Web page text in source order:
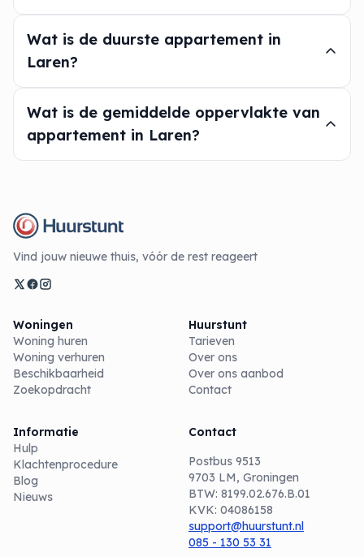
Wat is de duurste appartement in
Laren?
Wat is de gemiddelde oppervlakte van
appartement in Laren?
Vind jouw nieuwe thuis, vóór de rest reageert
Woningen
Woning huren
Woning verhuren
Beschikbaarheid
Zoekopdracht
Huurstunt
Tarieven
Over ons
Over ons aanbod
Contact
Informatie
Hulp
Klachtenprocedure
Blog
Nieuws
Contact
Postbus 9513
9703 LM, Groningen
BTW: 8199.02.676.B.01
KVK: 04086158
support@huurstunt.nl
085 - 130 53 31